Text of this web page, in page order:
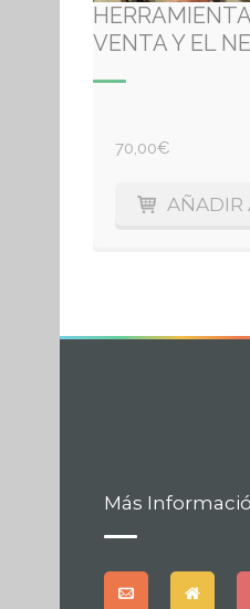
VENTA Y EL
70,00€
AÑADIR
Más